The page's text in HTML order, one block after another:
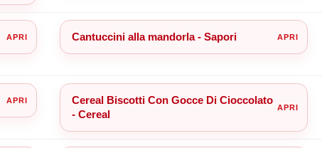
Cantuccini alla mandorla - Sapori
Cereal Biscotti Con Gocce Di Cioccolato
- Cereal